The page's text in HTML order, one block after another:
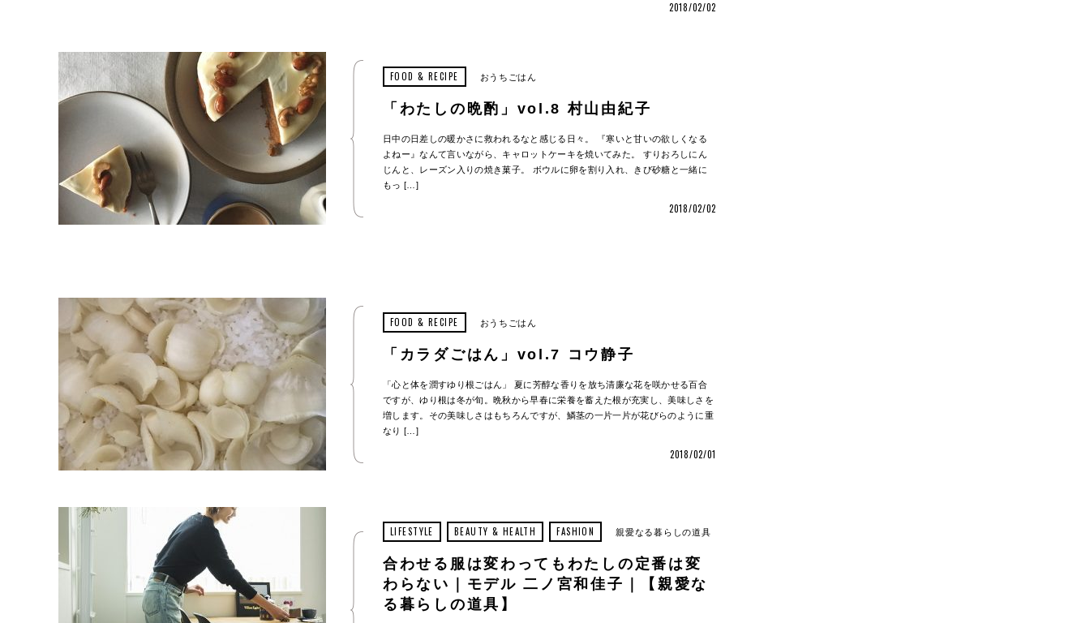
2018/02/02
FOOD & RECIPE おうちごはん
「わたしの晩酌」vol.8 村山由紀子
日中の日差しの暖かさに救われるなと感じる日々。 『寒いと甘いの欲しくなる
よねー』なんて言いながら、キャロットケーキを焼いてみた。 すりおろしにん
じんと、レーズン入りの焼き菓子。 ボウルに卵を割り入れ、きび砂糖と一緒に
もっ […]
2018/02/02
FOOD & RECIPE おうちごはん
「カラダごはん」vol.7 コウ静子
「心と体を潤すゆり根ごはん」 夏に芳醇な香りを放ち清廉な花を咲かせる百合
ですが、ゆり根は冬が旬。晩秋から早春に栄養を蓄えた根が充実し、美味しさを
増します。その美味しさはもちろんですが、鱗茎の一片一片が花びらのように重
なり […]
2018/02/01
LIFESTYLE BEAUTY & HEALTH FASHION 親愛なる暮らしの道具
合わせる服は変わってもわたしの定番は変
わらない｜モデル 二ノ宮和佳子｜【親愛な
る暮らしの道具】